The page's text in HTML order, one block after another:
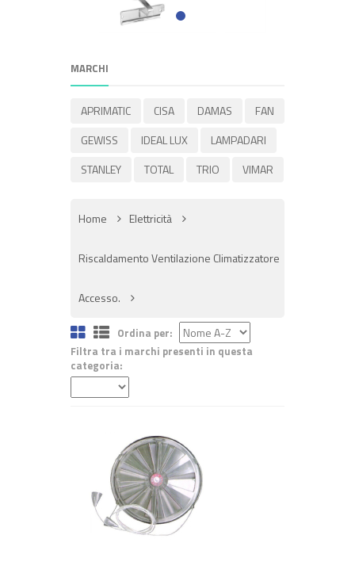
MARCHI
APRIMATIC CISA DAMAS
FAN
GEWISS
IDEAL LUX
LAMPADARI
STANLEY
TOTAL TRIO VIMAR
Home Elettricità
Riscaldamento Ventilazione Climatizzatore
Accesso.
Ordina per:
Filtra tra i marchi presenti in questa
categoria:
+ ACQUISTA